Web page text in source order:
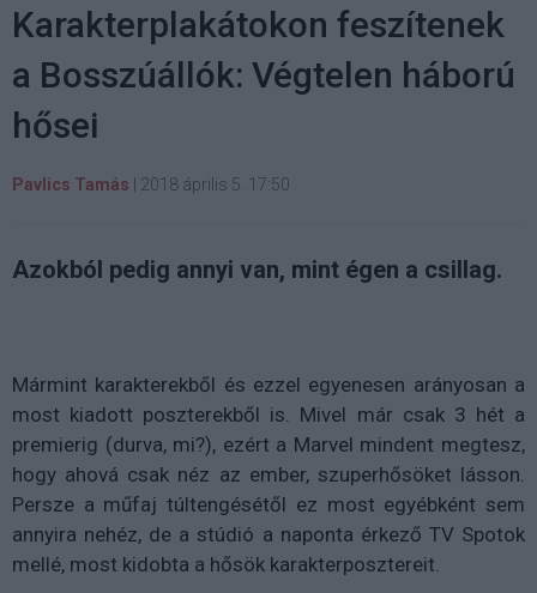
Karakterplakátokon feszítenek
a Bosszúállók: Végtelen háború
hősei
Pavlics Tamás 2018 április 5. 17:50
Azokból pedig annyi van, mint égen a csillag.
Mármint karakterekből és ezzel egyenesen arányosan a
most kiadott poszterekből is. Mivel már csak 3 hét a
premierig (durva, mi?), ezért a Marvel mindent megtesz,
hogy ahová csak néz az ember, szuperhősöket lásson.
Persze a műfaj túltengésétől ez most egyébként sem
annyira nehéz, de a stúdió a naponta érkező TV Spotok
mellé, most kidobta a hősök karakterposztereit.